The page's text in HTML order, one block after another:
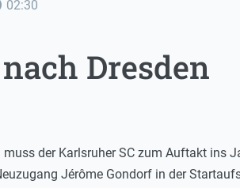
02:30
Dresden
der Karlsruher SC zum Auftakt ins
Jérôme Gondorf in der